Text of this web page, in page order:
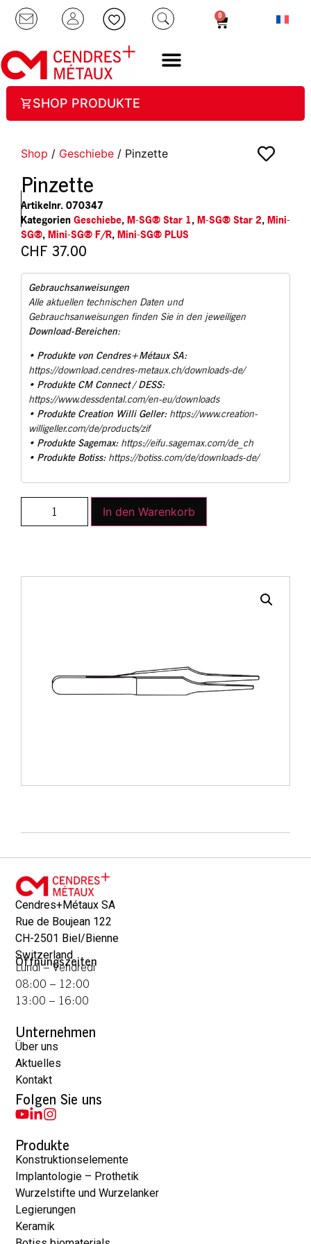
0
SHOP PRODUKTE
Shop / Geschiebe / Pinzette
Pinzette
Artikelnr. 070347
Kategorien Geschiebe, M-SG® Star 1, M-SG® Star 2, Mini-
SG®, Mini-SG® F/R, Mini-SG® PLUS
CHF 37.00
Gebrauchsanweisungen
Alle aktuellen technischen Daten und
Gebrauchsanweisungen finden Sie in den jeweiligen
Download-Bereichen:
• Produkte von Cendres+Métaux SA:
https://download.cendres-metaux.ch/downloads-de/
• Produkte CM Connect / DESS:
https://www.dessdental.com/en-eu/downloads
• Produkte Creation Willi Geller: https://www.creation-
willigeller.com/de/products/zif
• Produkte Sagemax: https://eifu.sagemax.com/de_ch
• Produkte Botiss: https://botiss.com/de/downloads-de/
In den Warenkorb
Cendres+Métaux SA
Rue de Boujean 122
CH-2501 Biel/Bienne
Switzerland
Öffnungszeiten
Lundi – Vendredi
08:00 – 12:00
13:00 – 16:00
Unternehmen
Über uns
Aktuelles
Kontakt
Folgen Sie uns
Produkte
Konstruktionselemente
Implantologie – Prothetik
Wurzelstifte und Wurzelanker
Legierungen
Keramik